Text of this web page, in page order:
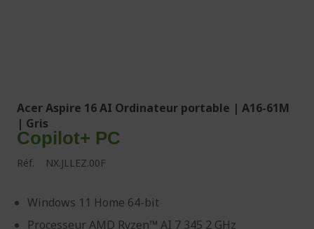
Acer Aspire 16 AI Ordinateur portable | A16-61M
| Gris
Copilot+ PC
Réf. NX.JLLEZ.00F
Windows 11 Home 64-bit
Processeur AMD Ryzen™ AI 7 345 2 GHz